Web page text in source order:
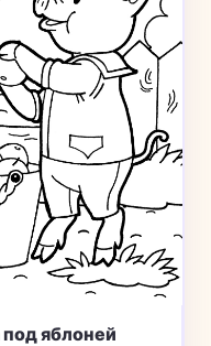
яблоней